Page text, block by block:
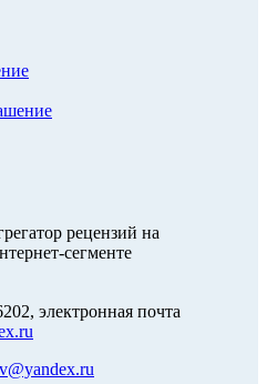
рецензий на
сегменте
электронная почта